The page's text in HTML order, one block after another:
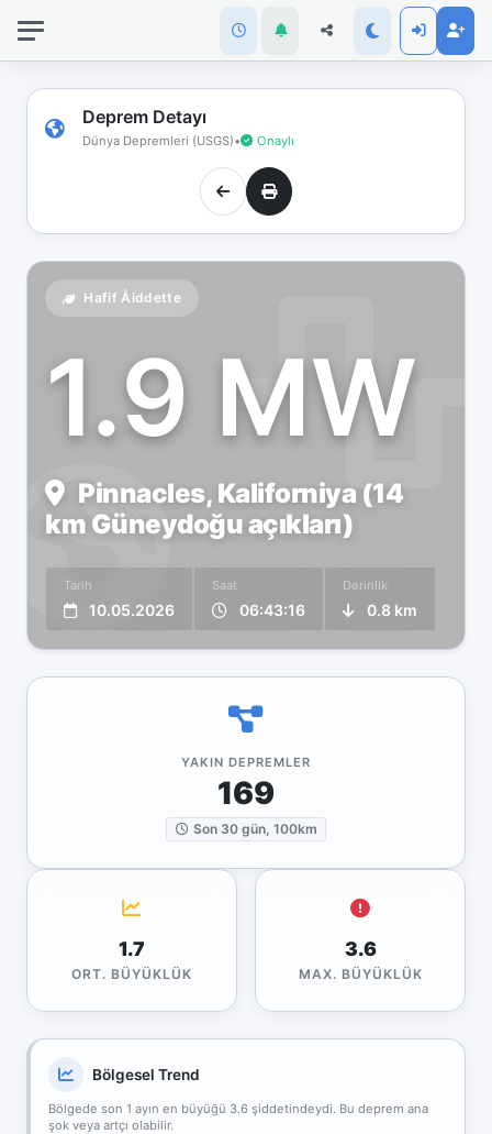
Deprem Detayı
Dünya Depremleri (USGS)• Onaylı
Hafif Åiddette
1.9 MW
Pinnacles, Kaliforniya (14
km Güneydoğu açıkları)
Tarih
10.05.2026
Saat
06:43:16
Derinlik
0.8 km
YAKIN DEPREMLER
169
Son 30 gün, 100km
1.7
ORT. BÜYÜKLÜK
3.6
MAX. BÜYÜKLÜK
Bölgesel Trend
Bölgede son 1 ayın en büyüğü 3.6 şiddetindeydi. Bu deprem ana
şok veya artçı olabilir.
bağlantınız
koptu!
Çevrimdışı
moddasınız.